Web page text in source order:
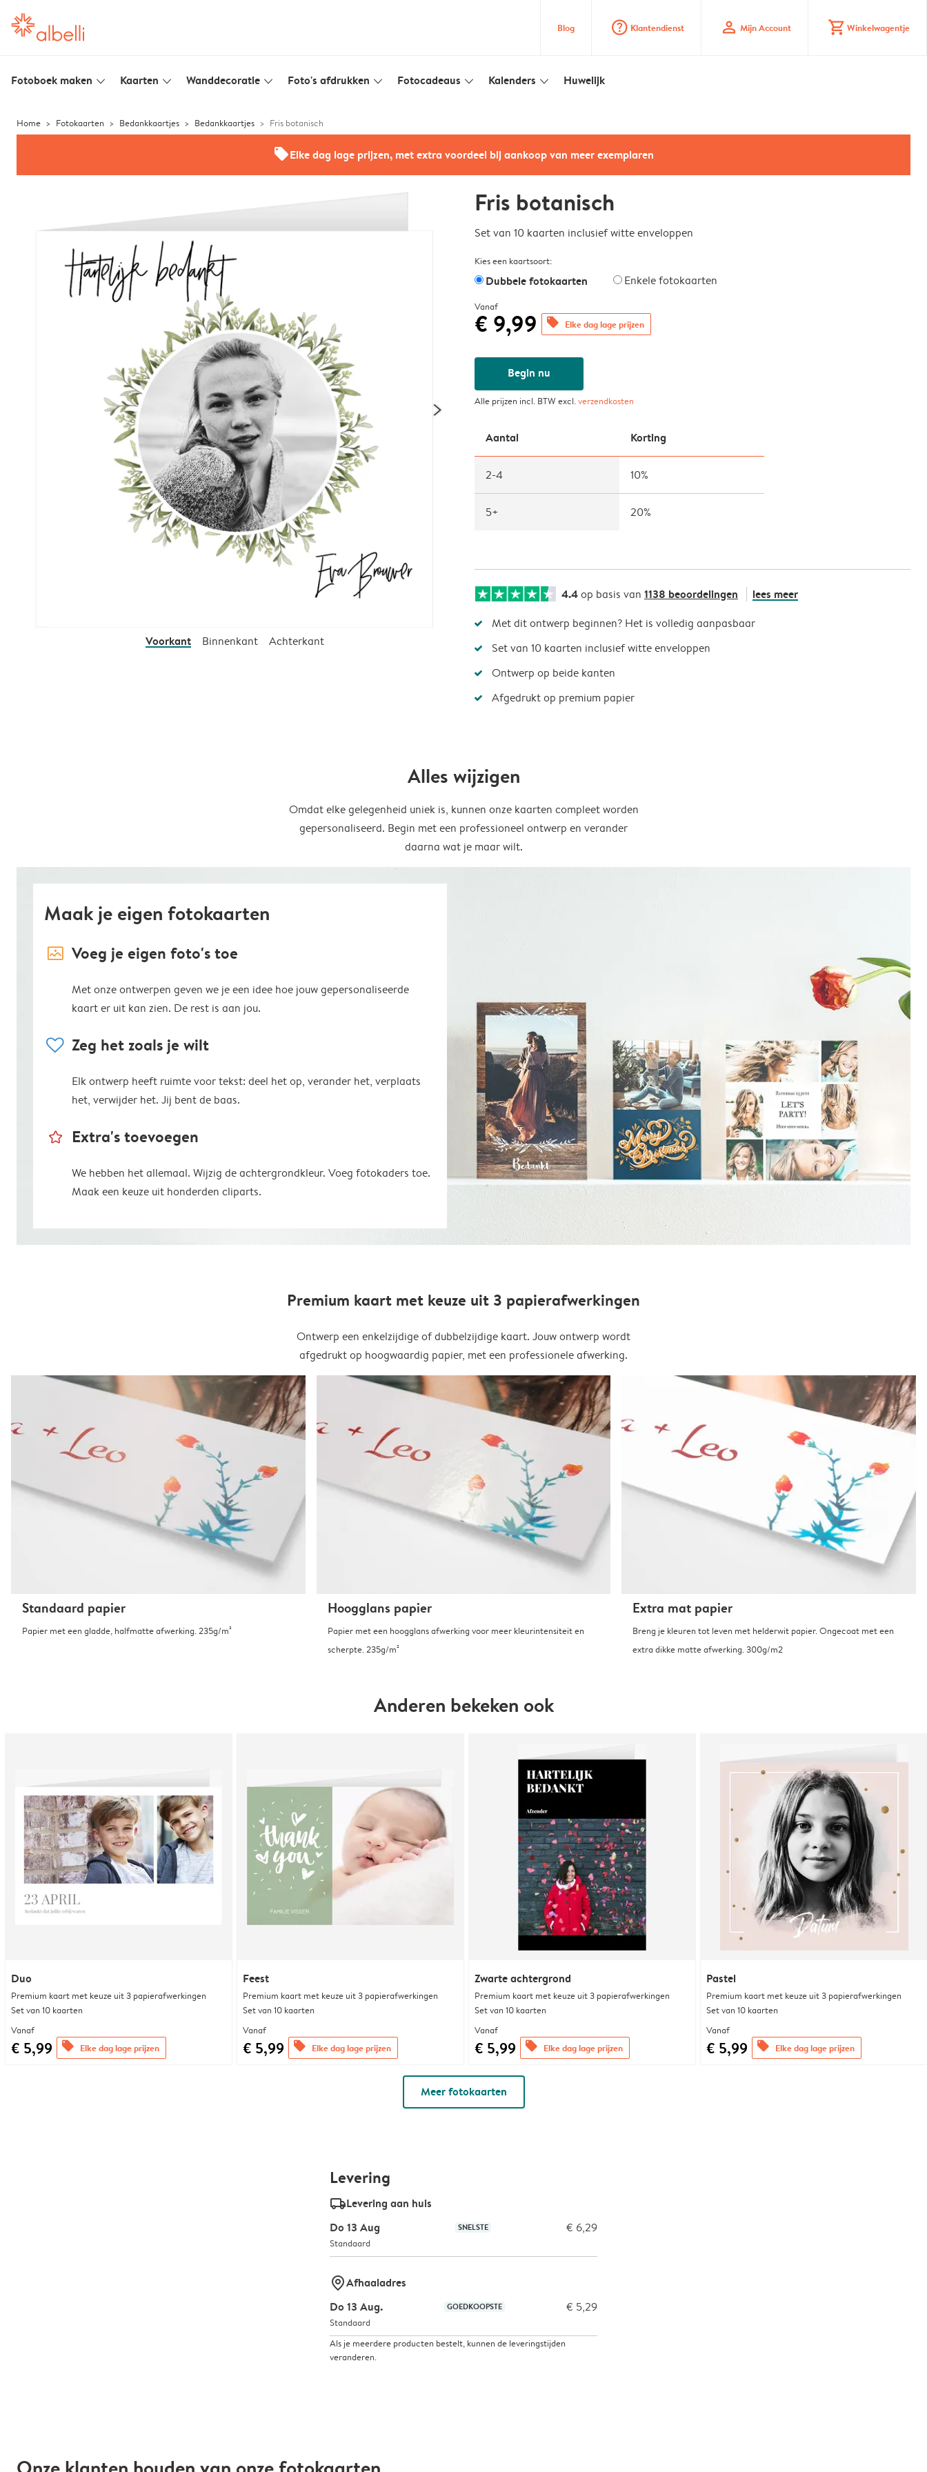
Blog question_mark_circle Klantendienst profile Mijn Account shopping_cart Winkelwagentje
Fotoboek maken slim_arrow_down Kaarten slim_arrow_down Wanddecoratie slim_arrow_down Foto's afdrukken slim_arrow_down Fotocadeaus slim_arrow_down Kalenders slim_arrow_down Huwelijk
Home Fotokaarten Bedankkaartjes Bedankkaartjes Fris botanisch
offersElke dag lage prijzen, met extra voordeel bij aankoop van meer exemplaren
Voorkant Binnenkant Achterkant
Fris botanisch
Set van 10 kaarten inclusief witte enveloppen
Kies een kaartsoort:
Dubbele fotokaarten Enkele fotokaarten
Vanaf
€ 9,99 offers Elke dag lage prijzen
Begin nu
Alle prijzen incl. BTW excl.verzendkosten
Aantal Korting
2-4 10%
5+ 20%
4.4op basis van 1138 beoordelingen lees meer
Met dit ontwerp beginnen? Het is volledig aanpasbaar
Set van 10 kaarten inclusief witte enveloppen
Ontwerp op beide kanten
Afgedrukt op premium papier
Alles wijzigen
Omdat elke gelegenheid uniek is, kunnen onze kaarten compleet worden
gepersonaliseerd. Begin met een professioneel ontwerp en verander
daarna wat je maar wilt.
Maak je eigen fotokaarten
image_placeholder Voeg je eigen foto's toe
Met onze ontwerpen geven we je een idee hoe jouw gepersonaliseerde
kaart er uit kan zien. De rest is aan jou.
heart Zeg het zoals je wilt
Elk ontwerp heeft ruimte voor tekst: deel het op, verander het, verplaats
het, verwijder het. Jij bent de baas.
star_outline Extra's toevoegen
We hebben het allemaal. Wijzig de achtergrondkleur. Voeg fotokaders toe.
Maak een keuze uit honderden cliparts.
Premium kaart met keuze uit 3 papierafwerkingen
Ontwerp een enkelzijdige of dubbelzijdige kaart. Jouw ontwerp wordt
afgedrukt op hoogwaardig papier, met een professionele afwerking.
Standaard papier
Papier met een gladde, halfmatte afwerking. 235g/m²
Hoogglans papier
Papier met een hoogglans afwerking voor meer kleurintensiteit en
scherpte. 235g/m²
Extra mat papier
Breng je kleuren tot leven met helderwit papier. Ongecoat met een
extra dikke matte afwerking. 300g/m2
Anderen bekeken ook
Duo
Premium kaart met keuze uit 3 papierafwerkingen
Set van 10 kaarten
Vanaf
€ 5,99 offers Elke dag lage prijzen
Feest
Premium kaart met keuze uit 3 papierafwerkingen
Set van 10 kaarten
Vanaf
€ 5,99 offers Elke dag lage prijzen
Zwarte achtergrond
Premium kaart met keuze uit 3 papierafwerkingen
Set van 10 kaarten
Vanaf
€ 5,99 offers Elke dag lage prijzen
Pastel
Premium kaart met keuze uit 3 papierafwerkingen
Set van 10 kaarten
Vanaf
€ 5,99 offers Elke dag lage prijzen
Meer fotokaarten
Levering
delivery_standard_v2Levering aan huis
Do 13 Aug
SNELSTE € 6,29
Standaard
marker-pinAfhaaladres
Do 13 Aug.
GOEDKOOPSTE € 5,29
Standaard
Als je meerdere producten bestelt, kunnen de leveringstijden
veranderen.